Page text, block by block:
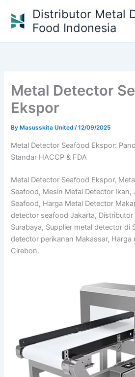
content
Distributor Metal
Food Indonesia
Metal Detector
Ekspor
By Masusskita United/12/09/2025
Metal Detector Seafood Ekspor:
Standar HACCP & FDA
Metal Detector Seafood Ekspor,
Seafood, Mesin Metal Detector Ikan,
Seafood, Harga Metal Detector
detector seafood Jakarta,
Surabaya, Supplier metal detector di
detector perikanan Makassar, Harga
Cirebon.